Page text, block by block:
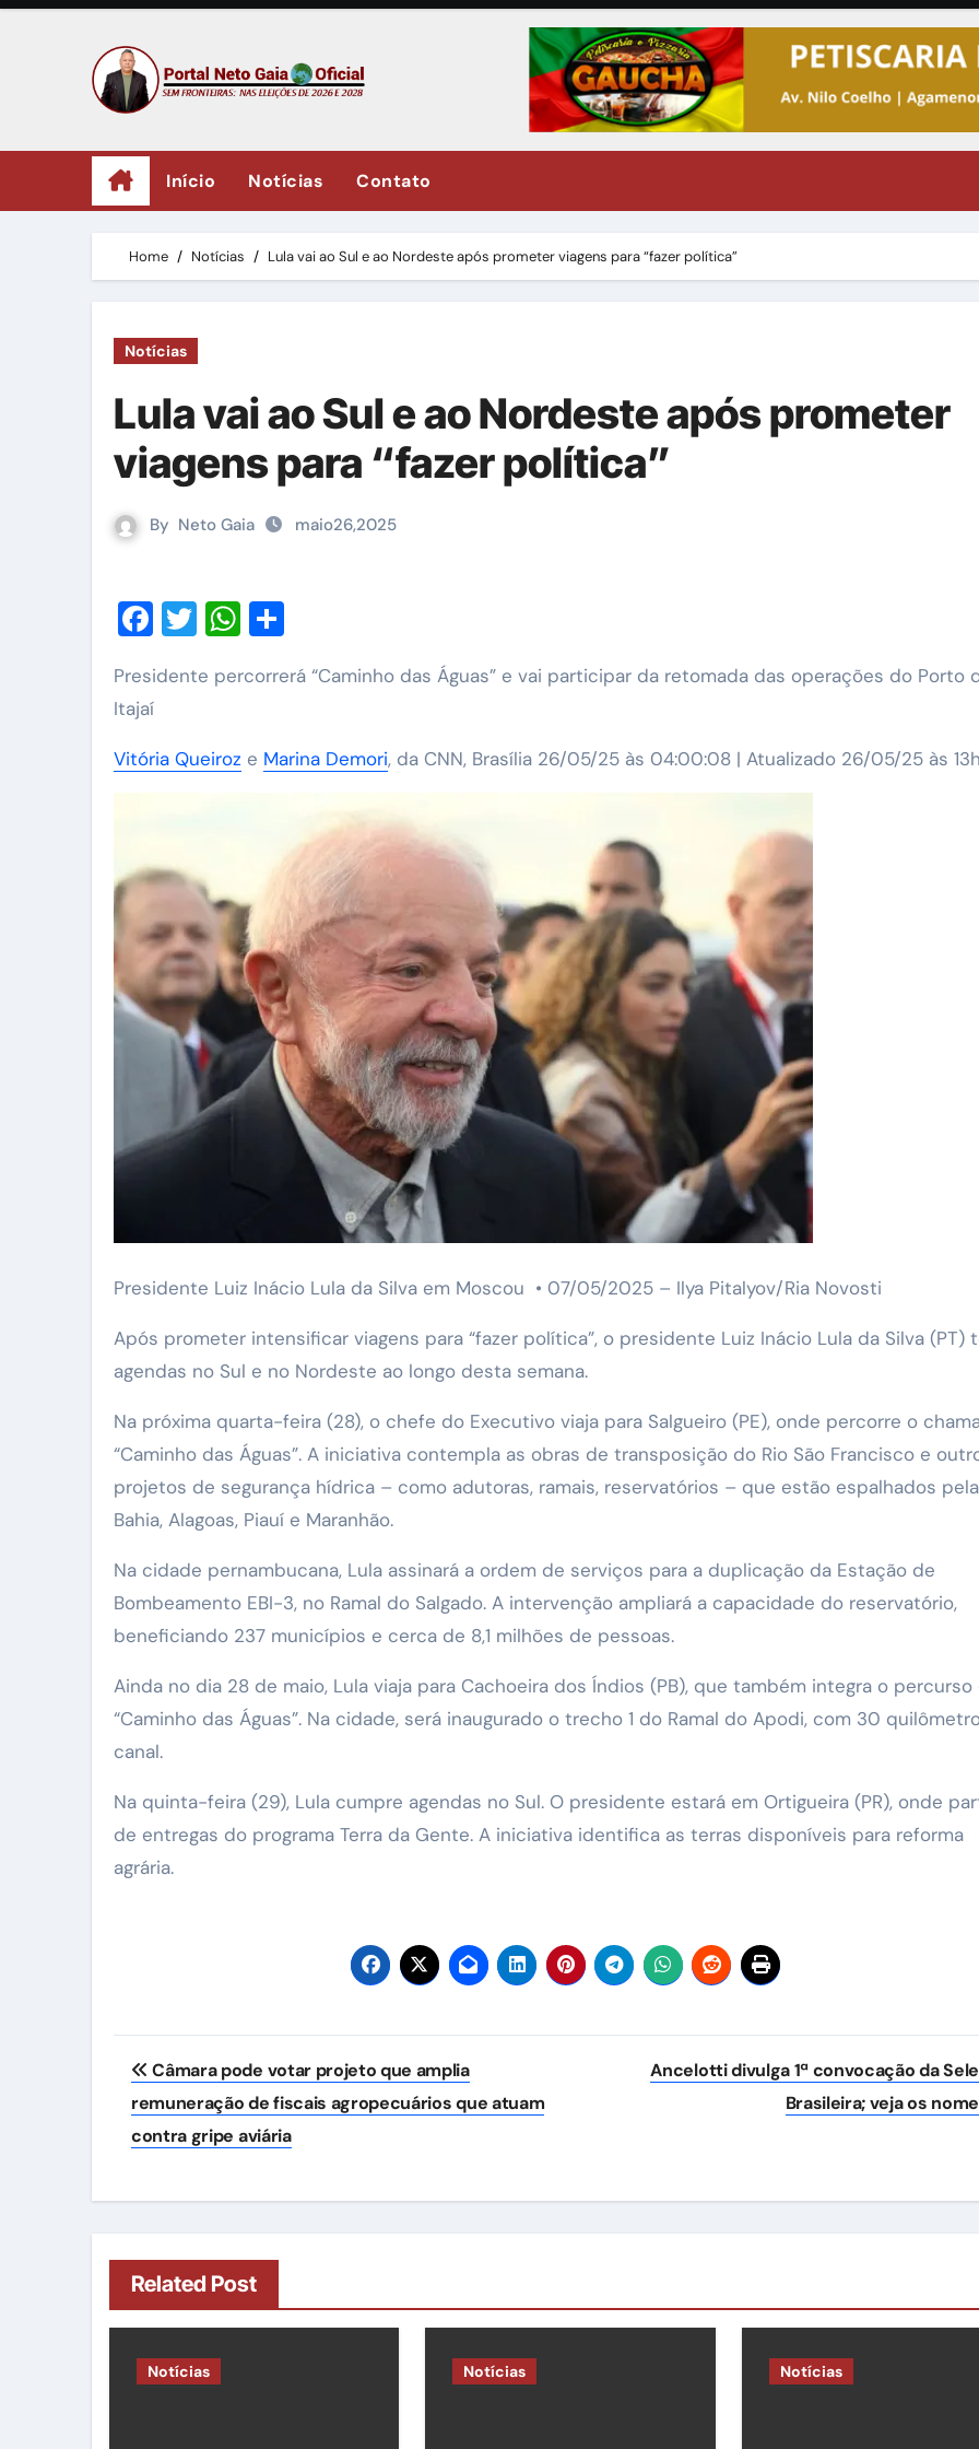
Skip
Início Notícias Contato
Home Notícias Lula vai ao Sul e ao Nordeste após prometer viagens para “fazer política”
Notícias
Lula vai ao Sul e ao Nordeste após prometer
viagens para “fazer política”
By Neto Gaia maio26,2025
Facebook
TwitterWhatsApp
Presidente percorrerá “Caminho das Águas” e vai participar da retomada das operações do Porto de
Itajaí
Vitória Queiroz e Marina Demori, da CNN, Brasília 26/05/25 às 04:00:08 | Atualizado 26/05/25 às
Presidente Luiz Inácio Lula da Silva em Moscou • 07/05/2025 – Ilya Pitalyov/Ria Novosti
Após prometer intensificar viagens para “fazer política”, o presidente Luiz Inácio Lula da Silva (PT)
agendas no Sul e no Nordeste ao longo desta semana.
Na próxima quarta-feira (28), o chefe do Executivo viaja para Salgueiro (PE), onde percorre o
“Caminho das Águas”. A iniciativa contempla as obras de transposição do Rio São Francisco e
projetos de segurança hídrica – como adutoras, ramais, reservatórios – que estão espalhados pela
Bahia, Alagoas, Piauí e Maranhão.
Na cidade pernambucana, Lula assinará a ordem de serviços para a duplicação da Estação de
Bombeamento EBI-3, no Ramal do Salgado. A intervenção ampliará a capacidade do reservatório,
beneficiando 237 municípios e cerca de 8,1 milhões de pessoas.
Ainda no dia 28 de maio, Lula viaja para Cachoeira dos Índios (PB), que também integra o percurso
“Caminho das Águas”. Na cidade, será inaugurado o trecho 1 do Ramal do Apodi, com 30
canal.
Na quinta-feira (29), Lula cumpre agendas no Sul. O presidente estará em Ortigueira (PR), onde
de entregas do programa Terra da Gente. A iniciativa identifica as terras disponíveis para reforma
agrária.
Navegação
de
Post
Câmara pode votar projeto que amplia
remuneração de fiscais agropecuários que atuam
contra gripe aviária
Ancelotti divulga 1ª convocação da
Brasileira; veja os
Related Post
Notícias Notícias Notícias